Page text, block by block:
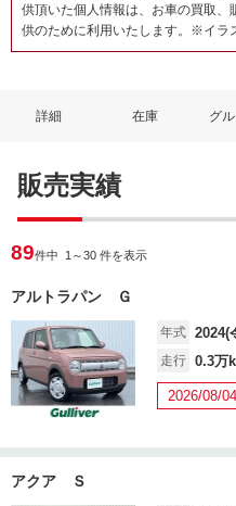
供頂いた個人情報は、お車の買取
供のために利用いたします。※イラ
詳細 在庫 グ
販売実績
89件中 1 ～30 件を表示
アルトラパン Ｇ
年式 2024(
走行 0.3万
2026/08/
アクア Ｓ